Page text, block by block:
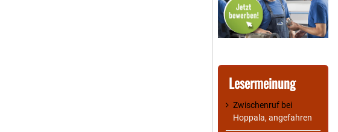
Lesermeinung
Zwischenruf bei
Hoppala, angefahren